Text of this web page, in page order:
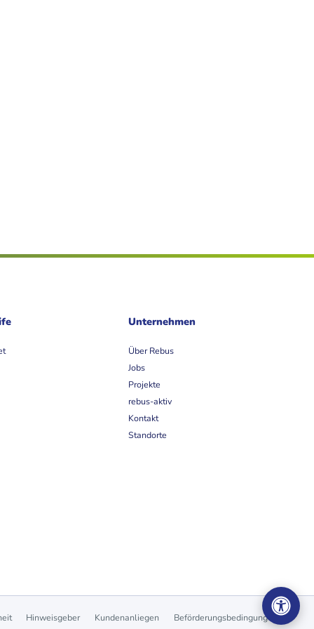
Unternehmen
Über Rebus
Jobs
Projekte
rebus-aktiv
Kontakt
Standorte
Hinweisgeber Kundenanliegen Beförderungsbedingungen